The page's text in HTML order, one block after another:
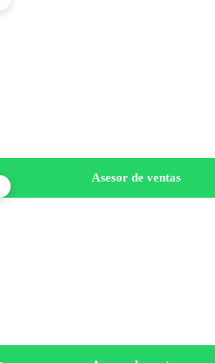
Asesor de ventas